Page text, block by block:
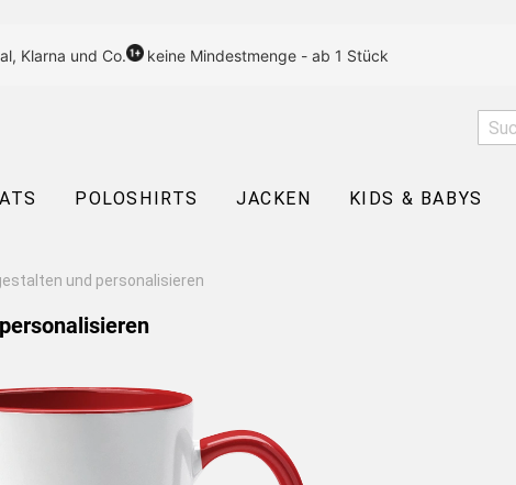
Klarna und Co. keine Mindestmenge - ab 1 Stück
POLOSHIRTS JACKEN KIDS & BABYS
und personalisieren